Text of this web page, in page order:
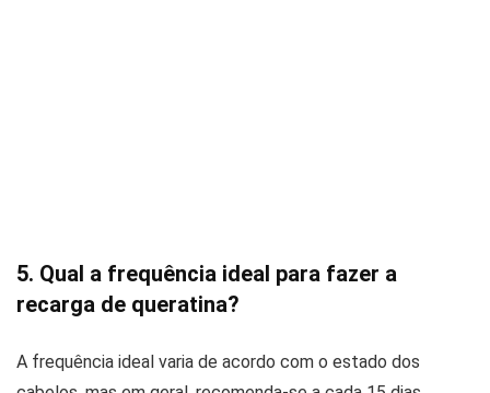
5. Qual a frequência ideal para fazer a
recarga de queratina?
A frequência ideal varia de acordo com o estado dos